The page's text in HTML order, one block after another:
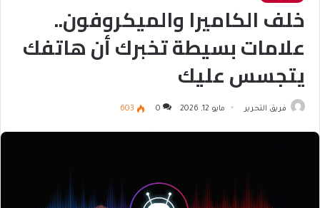
خلف الكاميرا والميكروفون..
علامات بسيطة تخبرك أن هاتفك
يتجسس عليك
فريق التحرير مايو 12, 2026 0
603